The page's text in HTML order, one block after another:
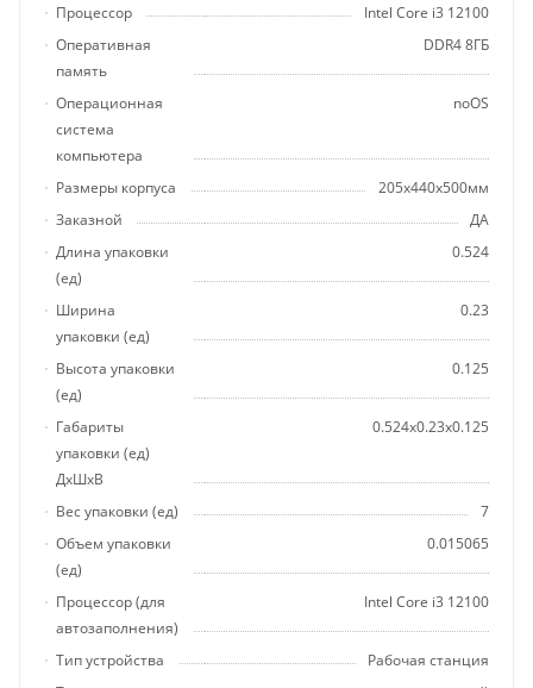
Процессор
Intel Core i3 12100
Оперативная
память
DDR4 8ГБ
Операционная
система
компьютера
noOS
Размеры корпуса
205x440x500мм
Заказной
ДА
Длина упаковки
(ед)
0.524
Ширина
упаковки (ед)
0.23
Высота упаковки
(ед)
0.125
Габариты
упаковки (ед)
ДхШхВ
0.524x0.23x0.125
Вес упаковки (ед)
7
Объем упаковки
(ед)
0.015065
Процессор (для
автозаполнения)
Intel Core i3 12100
Тип устройства
Рабочая станция